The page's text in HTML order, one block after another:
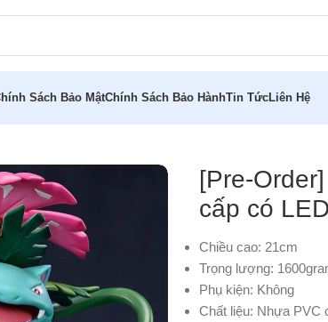
Sách Bảo MậtChính Sách Bảo HànhTin TứcLiên Hệ
[Pre-
cấp có
Chiều cao: 21cm
Trọng lượng:
Phụ kiện: Không
Chất liệu: Nhựa PVC